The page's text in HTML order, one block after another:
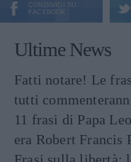
CONDIVIDI SU
FACEBOOK
Ultime News
Fatti notare! Le
tutti
11 frasi di Papa
era Robert Francis